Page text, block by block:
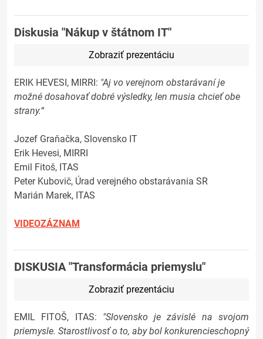
Diskusia "Nákup v štátnom IT"
Zobraziť prezentáciu
ERIK HEVESI, MIRRI: "Aj vo verejnom obstarávaní je
možné dosahovať dobré výsledky, len musia chcieť obe
strany.“
Jozef Graňačka, Slovensko IT
Erik Hevesi, MIRRI
Emil Fitoš, ITAS
Peter Kubovič, Úrad verejného obstarávania SR
Marián Marek, ITAS
VIDEOZÁZNAM
DISKUSIA "Transformácia priemyslu"
Zobraziť prezentáciu
EMIL FITOŠ, ITAS: "Slovensko je závislé na svojom
priemysle. Starostlivosť o to, aby bol konkurencieschopný